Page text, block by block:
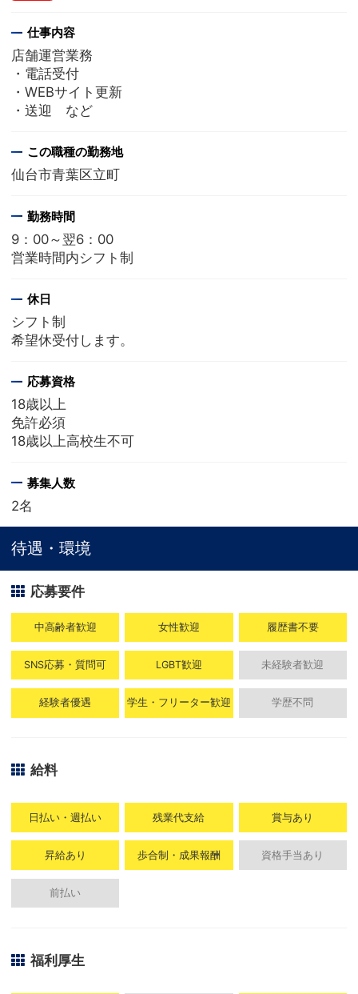
仕事内容
店舗運営業務
・電話受付
・WEBサイト更新
・送迎 など
この職種の勤務地
仙台市青葉区立町
勤務時間
9：00～翌6：00
営業時間内シフト制
休日
シフト制
希望休受付します。
応募資格
18歳以上
免許必須
18歳以上高校生不可
募集人数
2名
待遇・環境
応募要件
中高齢者歓迎 女性歓迎 履歴書不要
SNS応募・質問可 LGBT歓迎 未経験者歓迎
経験者優遇 学生・フリーター歓迎 学歴不問
給料
日払い・週払い 残業代支給 賞与あり
昇給あり 歩合制・成果報酬 資格手当あり
前払い
福利厚生